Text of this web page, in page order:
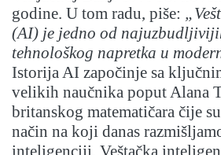
godine. U tom radu, piše:
(AI) je jedno od
tehnološkog napretka u
Istorija AI započinje sa
velikih naučnika poput Alana
britanskog matematičara čije
način na koji danas